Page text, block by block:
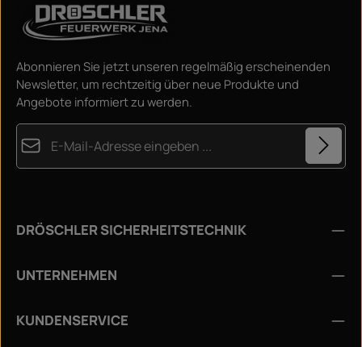
Abonnieren Sie jetzt unseren regelmäßig erscheinenden
Newsletter, um rechtzeitig über neue Produkte und
Angebote informiert zu werden.
E-Mail-Adresse*
Kenntnis genommen und dieAGBgelesen und bin mit
DRÖSCHLER SICHERHEITSTECHNIK
UNTERNEHMEN
KUNDENSERVICE